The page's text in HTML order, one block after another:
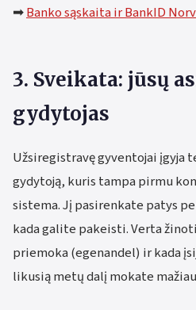
➡Banko sąskaita ir BankID
3. Sveikata: jūsų
gydytojas
Užsiregistravę gyventojai įgyja
gydytoją, kuris tampa pirmu
sistema. Jį pasirenkate patys
kada galite pakeisti. Verta
priemoka (egenandel) ir kada
likusią metų dalį mokate